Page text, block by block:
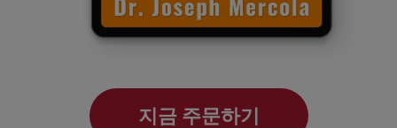
지금 주문하기